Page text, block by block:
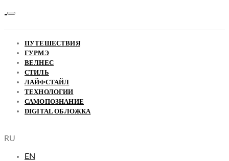
ПУТЕШЕСТВИЯ
ГУРМЭ
ВЕЛНЕС
СТИЛЬ
ЛАЙФСТАЙЛ
ТЕХНОЛОГИИ
САМОПОЗНАНИЕ
DIGITAL ОБЛОЖКА
RU
EN